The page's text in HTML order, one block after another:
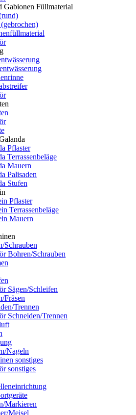
Gabionen Füllmaterial
Pflaster
Terrassenbeläge
Mauern
Palisaden
Stufen
Pflaster
Terrassenbeläge
Mauern
Schrauben
Bohren/Schrauben
Sägen/Schleifen
Fräsen
Trennen
Schneiden/Trennen
Nageln
sonstiges
sonstiges
Markieren
Meisel